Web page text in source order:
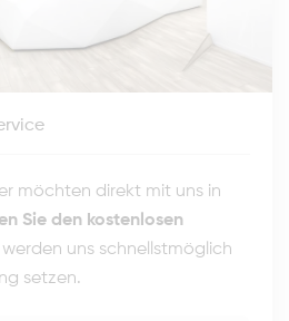
möchten direkt mit uns in
Sie den kostenlosen
werden uns schnellstmöglich
setzen.